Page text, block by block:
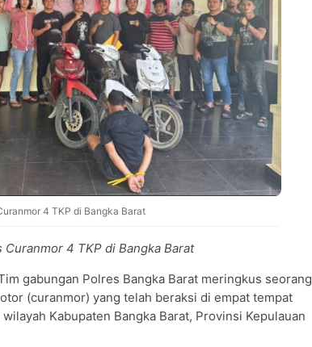
4 TKP di Bangka Barat
4 TKP di Bangka Barat
gabungan Polres Bangka Barat meringkus seorang
(curanmor) yang telah beraksi di empat tempat
Kabupaten Bangka Barat, Provinsi Kepulauan